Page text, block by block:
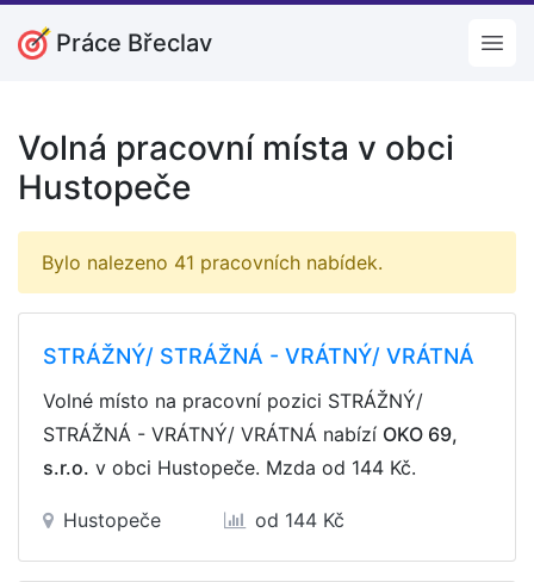
Práce Břeclav
Volná pracovní místa v obci
Hustopeče
Bylo nalezeno 41 pracovních nabídek.
STRÁŽNÝ/ STRÁŽNÁ - VRÁTNÝ/ VRÁTNÁ
Volné místo na pracovní pozici STRÁŽNÝ/
STRÁŽNÁ - VRÁTNÝ/ VRÁTNÁ nabízí OKO 69,
s.r.o. v obci Hustopeče. Mzda od 144 Kč.
Hustopeče od 144 Kč